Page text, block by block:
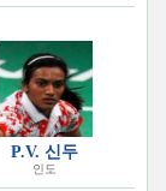
P.V. 신두
인도